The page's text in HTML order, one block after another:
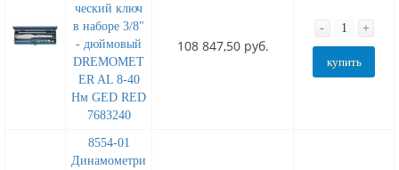
ческий ключ
в наборе 3/8"
- дюймовый
DREMOMET
ER AL 8-40
Нм GED RED
7683240
108 847,50 руб.
- +
купить
8554-01
Динамометри